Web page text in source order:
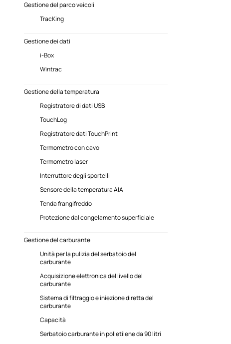
Gestione del parco veicoli
TracKing
Gestione dei dati
i-Box
Wintrac
Gestione della temperatura
Registratore di dati USB
TouchLog
Registratore dati TouchPrint
Termometro con cavo
Termometro laser
Interruttore degli sportelli
Sensore della temperatura AIA
Tenda frangifreddo
Protezione dal congelamento superficiale
Gestione del carburante
Unità per la pulizia del serbatoio del
carburante
Acquisizione elettronica del livello del
carburante
Sistema di filtraggio e iniezione diretta del
carburante
Capacità
Serbatoio carburante in polietilene da 90 litri